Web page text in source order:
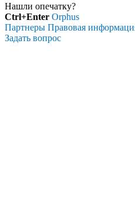
Нашли опечатку?
Ctrl+Enter Orphus
Партнеры Правовая
Задать вопрос